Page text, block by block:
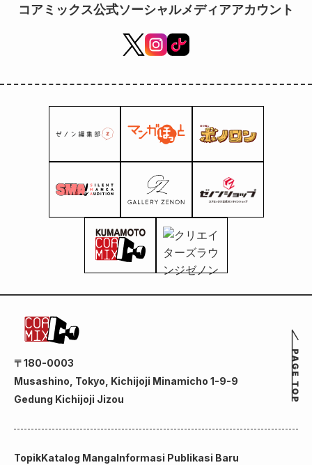
oleh departemen editorial
termasuk dalam
"Hijiyama-san, the Sound
yang dirilis pada hari
yang sama.
コアミックス公式ソーシャルメディアアカウント
〒180-0003
Musashino, Tokyo, Kichijoji Minamicho 1-9-9
Gedung Kichijoji Jizou
TopikKatalog MangaInformasi Publikasi Baru